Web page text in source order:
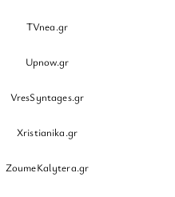
TVnea.gr
Upnow.gr
VresSyntages.gr
Xristianika.gr
ZoumeKalytera.gr